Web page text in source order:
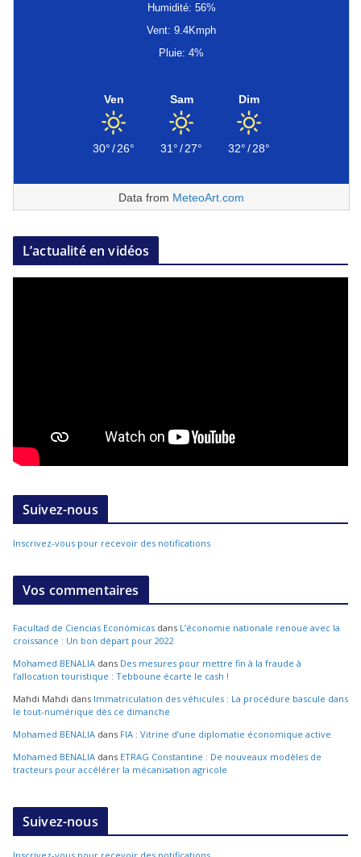
Humidité: 56%
Vent: 9.4Kmph
Pluie: 4%
Ven
30°/26°
Sam
31°/27°
Dim
32°/28°
Data from MeteoArt.com
L’actualité en vidéos
Suivez-nous
Inscrivez-vous pour recevoir des notifications
Vos commentaires
Facultad de Ciencias Económicas dans L’économie nationale renoue avec la
croissance : Un bon départ pour 2022
Mohamed BENALIA dans Des mesures pour mettre fin à la fraude à
l’allocation touristique : Tebboune écarte le cash !
Mahdi Mahdi dans Immatriculation des véhicules : La procédure bascule dans
le tout-numérique dès ce dimanche
Mohamed BENALIA dans FIA : Vitrine d’une diplomatie économique active
Mohamed BENALIA dans ETRAG Constantine : De nouveaux modèles de
tracteurs pour accélérer la mécanisation agricole
Suivez-nous